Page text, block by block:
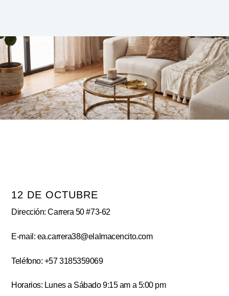
12 DE OCTUBRE
Dirección: Carrera 50 #73-62
E-mail: ea.carrera38@elalmacencito.com
Teléfono: +57 3185359069
Horarios: Lunes a Sábado 9:15 am a 5:00 pm